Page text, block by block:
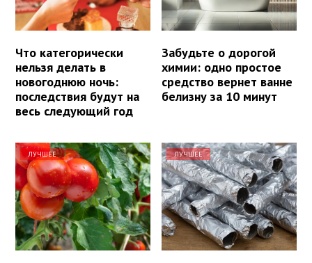
Что категорически
нельзя делать в
новогоднюю ночь:
последствия будут на
весь следующий год
Забудьте о дорогой
химии: одно простое
средство вернет ванне
белизну за 10 минут
ЛУЧШЕЕ ЛУЧШЕЕ